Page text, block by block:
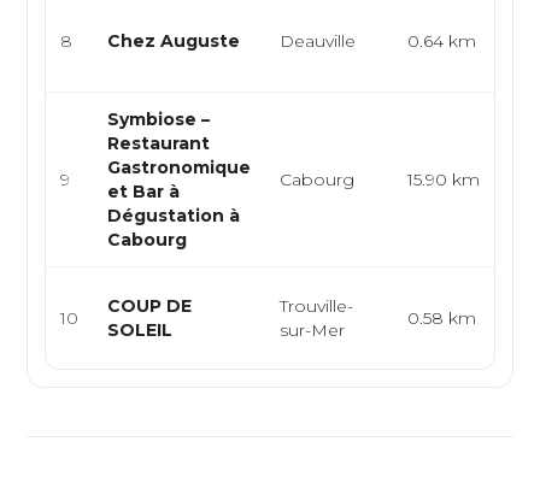
8 Chez Auguste Deauville 0.64 km
9
Symbiose –
Restaurant
Gastronomique
et Bar à
Dégustation à
Cabourg
Cabourg 15.90 km
10
COUP DE
SOLEIL
Trouville-
sur-Mer
0.58 km